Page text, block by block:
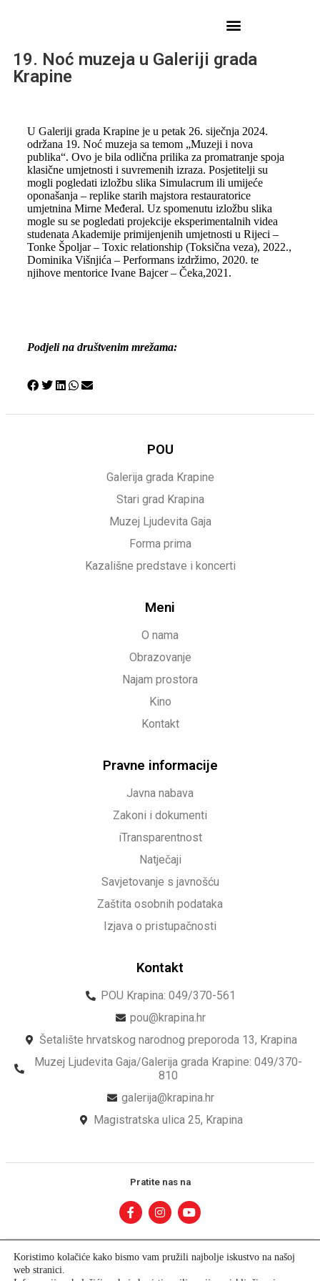
19. Noć muzeja u Galeriji grada
Krapine
U Galeriji grada Krapine je u petak 26. siječnja 2024.
održana 19. Noć muzeja sa temom „Muzeji i nova
publika“. Ovo je bila odlična prilika za promatranje spoja
klasične umjetnosti i suvremenih izraza. Posjetitelji su
mogli pogledati izložbu slika Simulacrum ili umijeće
oponašanja – replike starih majstora restauratorice
umjetnina Mirne Međeral. Uz spomenutu izložbu slika
mogle su se pogledati projekcije eksperimentalnih videa
studenata Akademije primijenjenih umjetnosti u Rijeci –
Tonke Špoljar – Toxic relationship (Toksična veza), 2022.,
Dominika Višnjića – Performans izdržimo, 2020. te
njihove mentorice Ivane Bajcer – Čeka,2021.
Podjeli na društvenim mrežama:
POU
Galerija grada Krapine
Stari grad Krapina
Muzej Ljudevita Gaja
Forma prima
Kazališne predstave i koncerti
Meni
O nama
Obrazovanje
Najam prostora
Kino
Kontakt
Pravne informacije
Javna nabava
Zakoni i dokumenti
iTransparentnost
Natječaji
Savjetovanje s javnošću
Zaštita osobnih podataka
Izjava o pristupačnosti
Kontakt
POU Krapina: 049/370-561
pou@krapina.hr
Šetalište hrvatskog narodnog preporoda 13, Krapina
Muzej Ljudevita Gaja/Galerija grada Krapine: 049/370-
810
galerija@krapina.hr
Magistratska ulica 25, Krapina
Pratite nas na
Koristimo kolačiće kako bismo vam pružili najbolje iskustvo na našoj
web stranici.